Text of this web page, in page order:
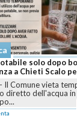
scatta
il
zone della